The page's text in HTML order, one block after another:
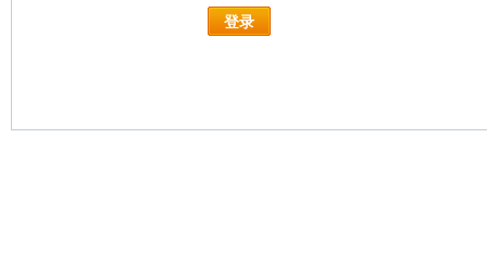
登录